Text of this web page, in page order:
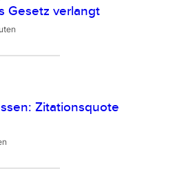
Gesetz verlangt
Zitationsquote